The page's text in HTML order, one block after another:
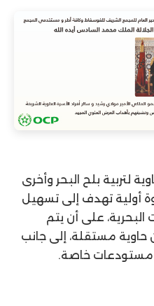
بلح البحر وأخرى
أولية تهدف إلى تسهيل
على أن يتم
مستقلة، إلى جانب
مستودعات خاصة.